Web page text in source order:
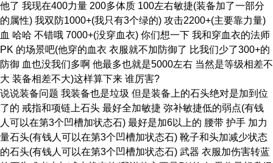
他了 我现在400力量 200多体质 100左右敏捷(装备加了一部分
的属性) 我双防1000+(我只有3个绿的) 攻击2200+(主要靠力量)
血 哈哈 不错哦 7000+(没穿血衣) 你们想一下 我和穿血衣的法师
PK 的场景吧(他穿的血衣 衣服就不加防御了 比我们少了300+的
防御 血也没我们多啊 他最多也就是5000左右 当然是等级相差不
大 装备相差不大)这样算下来 谁厉害?
说说装备问题 我装备也是垃圾 但是装备上的石头绝对是加到位
了的 戒指和项链上石头 最好全加敏捷 弥补敏捷低的弱点(有钱
人可以在第3个凹槽加状态石) 最好是加6以上的 腰带 护手 加力
量石头(有钱人可以在第3个凹槽加状态石) 靴子和头加减少状态
的石头(有钱人可以在第3个凹槽加状态石) 武器 衣服加伤害转蓝